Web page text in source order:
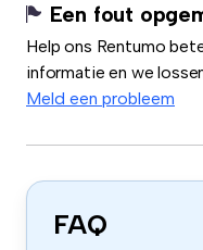
Een fout
Help ons Rentumo
informatie en we
Meld een probleem
FAQ